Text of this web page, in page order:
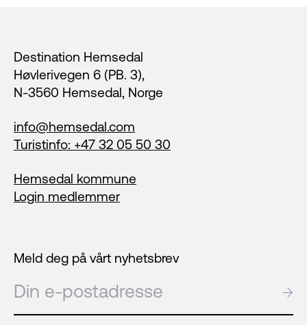
Destination Hemsedal
Høvlerivegen 6 (PB. 3),
N-3560 Hemsedal, Norge
info@hemsedal.com
Turistinfo: +47 32 05 50 30
Hemsedal kommune
Login medlemmer
Meld deg på vårt nyhetsbrev
E-post →